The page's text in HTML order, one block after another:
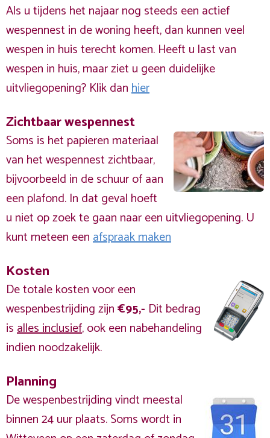
Als u tijdens het najaar nog steeds een actief
wespennest in de woning heeft, dan kunnen veel
wespen in huis terecht komen. Heeft u last van
wespen in huis, maar ziet u geen duidelijke
uitvliegopening? Klik danhier
Zichtbaar wespennest
Soms is het papieren materiaal
van het wespennest zichtbaar,
bijvoorbeeld in de schuur of aan
een plafond. In dat geval hoeft
u niet op zoek te gaan naar een uitvliegopening. U
kunt meteen eenafspraak maken
Kosten
De totale kosten voor een
wespenbestrijding zijn€95,- Dit bedrag
isalles inclusief, ook een nabehandeling
indien noodzakelijk.
Planning
De wespenbestrijding vindt meestal
binnen 24 uur plaats. Soms wordt in